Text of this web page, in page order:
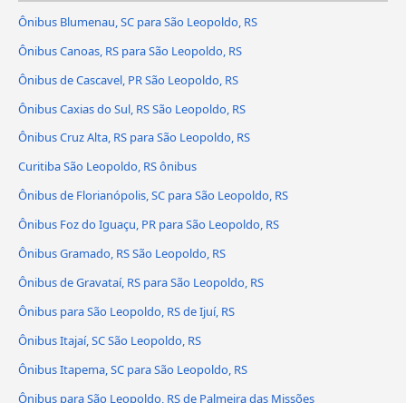
Ônibus Blumenau, SC para São Leopoldo, RS
Ônibus Canoas, RS para São Leopoldo, RS
Ônibus de Cascavel, PR São Leopoldo, RS
Ônibus Caxias do Sul, RS São Leopoldo, RS
Ônibus Cruz Alta, RS para São Leopoldo, RS
Curitiba São Leopoldo, RS ônibus
Ônibus de Florianópolis, SC para São Leopoldo, RS
Ônibus Foz do Iguaçu, PR para São Leopoldo, RS
Ônibus Gramado, RS São Leopoldo, RS
Ônibus de Gravataí, RS para São Leopoldo, RS
Ônibus para São Leopoldo, RS de Ijuí, RS
Ônibus Itajaí, SC São Leopoldo, RS
Ônibus Itapema, SC para São Leopoldo, RS
Ônibus para São Leopoldo, RS de Palmeira das Missões